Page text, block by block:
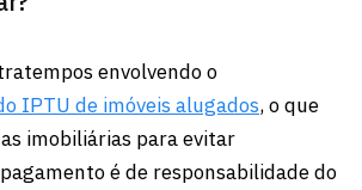
envolvendo o
IPTU de imóveis alugados, o que
imobiliárias para evitar
é de responsabilidade do